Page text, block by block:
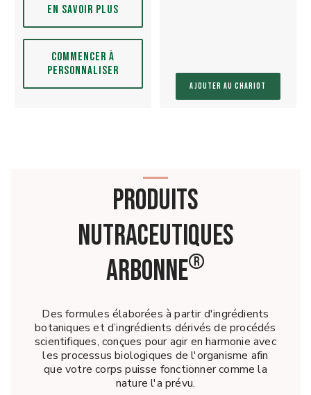
EN SAVOIR PLUS
COMMENCER À
PERSONNALISER
AJOUTER AU CHARIOT
PRODUITS
NUTRACEUTIQUES
ARBONNE®
Des formules élaborées à partir d'ingrédients
botaniques et d’ingrédients dérivés de procédés
scientifiques, conçues pour agir en harmonie avec
les processus biologiques de l'organisme afin
que votre corps puisse fonctionner comme la
nature l'a prévu.